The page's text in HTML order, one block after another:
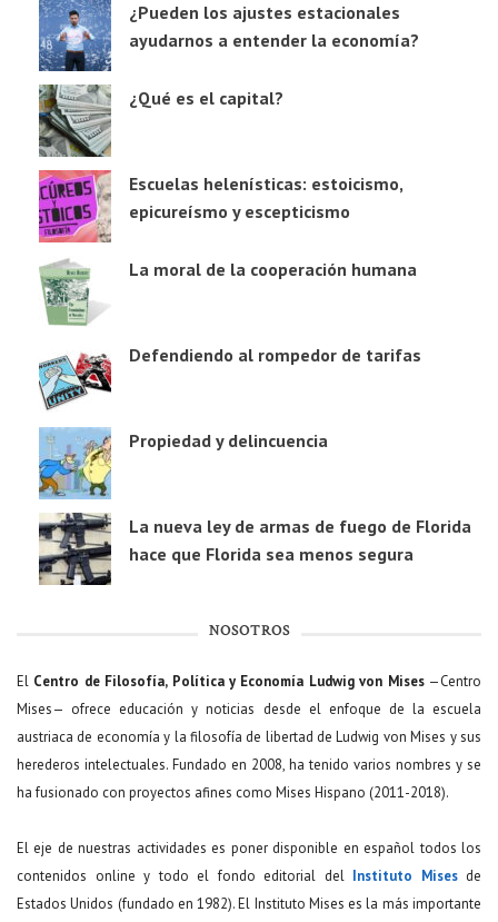
¿Pueden los ajustes estacionales
ayudarnos a entender la economía?
¿Qué es el capital?
Escuelas helenísticas: estoicismo,
epicureísmo y escepticismo
La moral de la cooperación humana
Defendiendo al rompedor de tarifas
Propiedad y delincuencia
La nueva ley de armas de fuego de Florida
hace que Florida sea menos segura
NOSOTROS
El Centro de Filosofía, Política y Economía Ludwig von Mises—Centro
Mises— ofrece educación y noticias desde el enfoque de la escuela
austriaca de economía y la filosofía de libertad de Ludwig von Mises y sus
herederos intelectuales. Fundado en 2008, ha tenido varios nombres y se
ha fusionado con proyectos afines como Mises Hispano (2011-2018).
El eje de nuestras actividades es poner disponible en español todos los
contenidos online y todo el fondo editorial del Instituto Misesde
Estados Unidos (fundado en 1982). El Instituto Mises es la más importante